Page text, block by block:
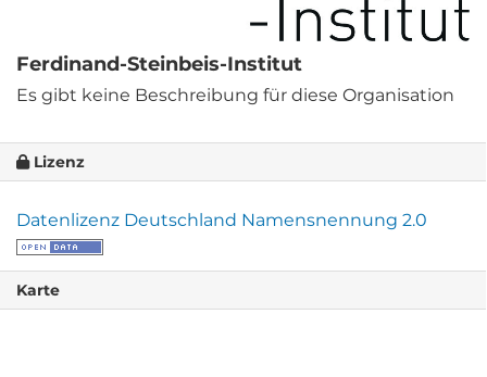
Ferdinand-Steinbeis-Institut
Es gibt keine Beschreibung für diese Organisation
Lizenz
Datenlizenz Deutschland Namensnennung 2.0
Karte